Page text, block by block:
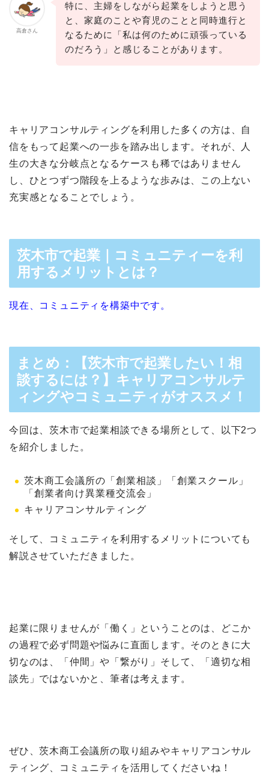
高倉さん
特に、主婦をしながら起業をしようと思う
と、家庭のことや育児のことと同時進行と
なるために「私は何のために頑張っている
のだろう」と感じることがあります。
キャリアコンサルティングを利用した多くの方は、自
信をもって起業への一歩を踏み出します。それが、人
生の大きな分岐点となるケースも稀ではありません
し、ひとつずつ階段を上るような歩みは、この上ない
充実感となることでしょう。
茨木市で起業｜コミュニティーを利
用するメリットとは？
現在、コミュニティを構築中です。
まとめ：【茨木市で起業したい！相
談するには？】キャリアコンサルテ
ィングやコミュニティがオススメ！
今回は、茨木市で起業相談できる場所として、以下2つ
を紹介しました。
茨木商工会議所の「創業相談」「創業スクール」
「創業者向け異業種交流会」
キャリアコンサルティング
そして、コミュニティを利用するメリットについても
解説させていただきました。
起業に限りませんが「働く」ということのは、どこか
の過程で必ず問題や悩みに直面します。そのときに大
切なのは、「仲間」や「繋がり」そして、「適切な相
談先」ではないかと、筆者は考えます。
ぜひ、茨木商工会議所の取り組みやキャリアコンサル
ティング、コミュニティを活用してくださいね！